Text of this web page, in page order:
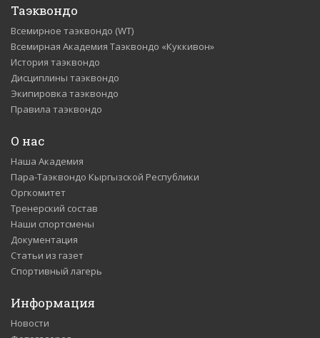
Таэквондо
Всемирное таэквондо (WT)
Всемирная Академия Таэквондо «Куккивон»
История таэквондо
Дисциплины таэквондо
Экипировка таэквондо
Правила таэквондо
О нас
Наша Академия
Пара-Таэквондо Кыргызской Республики
Оргкомитет
Тренерский состав
Наши спортсмены
Документация
Статьи из газет
Спортивный лагерь
Информация
Новости